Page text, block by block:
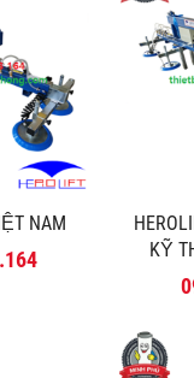
NAM
KỸ